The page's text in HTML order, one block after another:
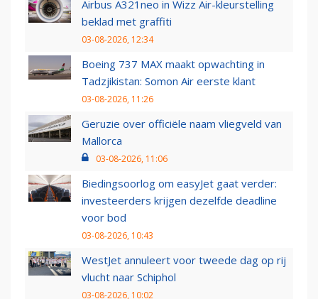
Airbus A321neo in Wizz Air-kleurstelling
beklad met graffiti
03-08-2026, 12:34
Boeing 737 MAX maakt opwachting in
Tadzjikistan: Somon Air eerste klant
03-08-2026, 11:26
Geruzie over officiële naam vliegveld van
Mallorca
03-08-2026, 11:06
Biedingsoorlog om easyJet gaat verder:
investeerders krijgen dezelfde deadline
voor bod
03-08-2026, 10:43
WestJet annuleert voor tweede dag op rij
vlucht naar Schiphol
03-08-2026, 10:02